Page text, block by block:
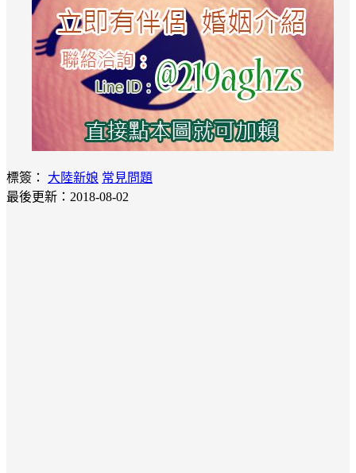
標簽： 大陸新娘 常見問題
最後更新：2018-08-02